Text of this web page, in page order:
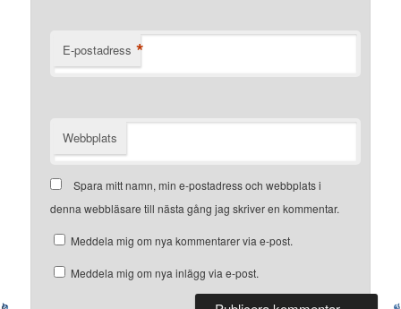
E-postadress *
Webbplats
Spara mitt namn, min e-postadress och webbplats i
denna webbläsare till nästa gång jag skriver en kommentar.
Meddela mig om nya kommentarer via e-post.
Meddela mig om nya inlägg via e-post.